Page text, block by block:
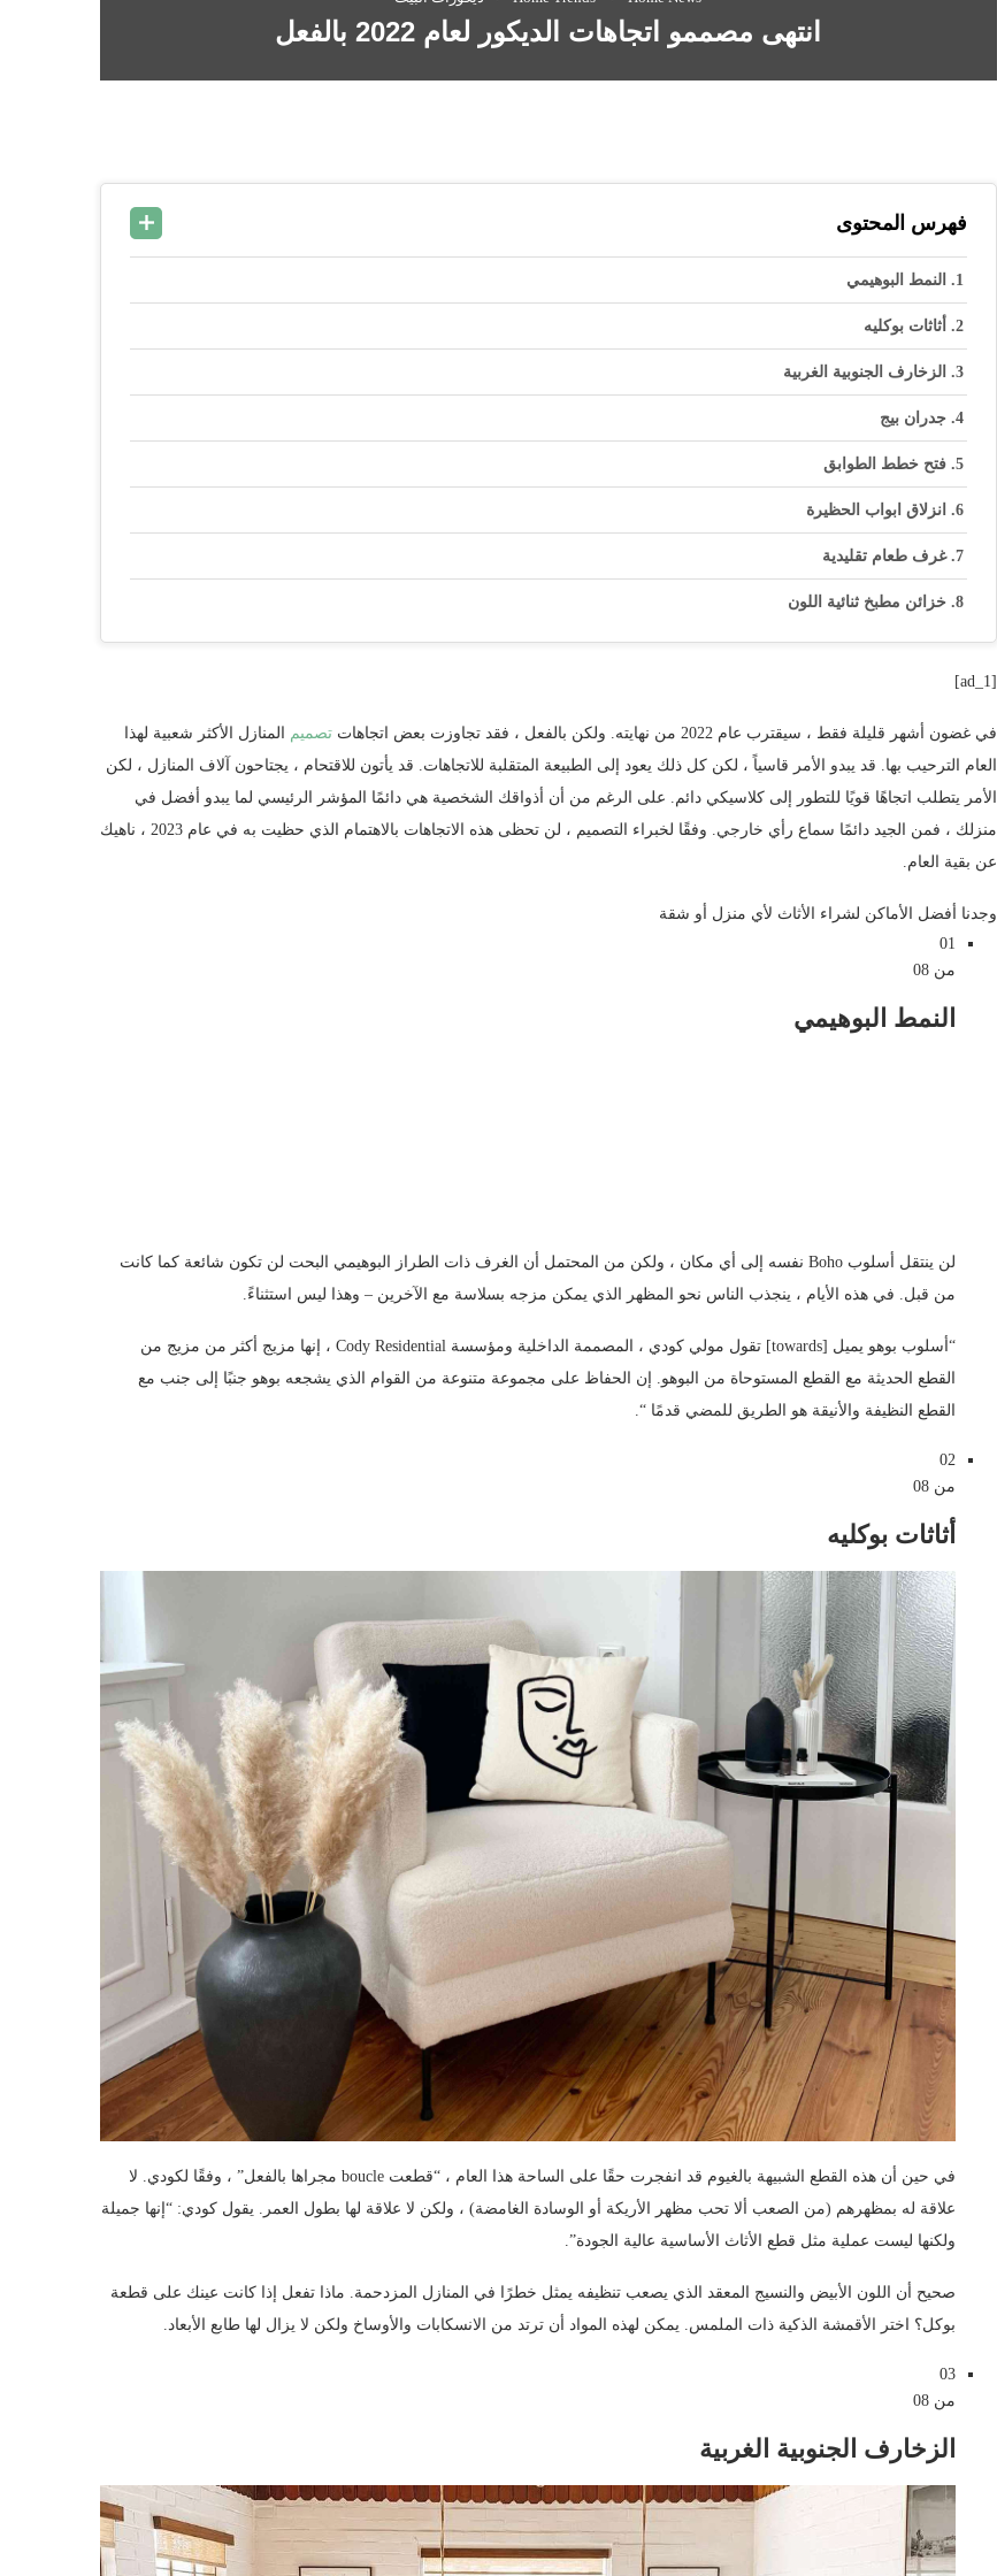
انتهى مصممو اتجاهات الديكور لعام 2022 بالفعل
فهرس المحتوى
النمط البوهيمي
أثاثات بوكليه
الزخارف الجنوبية الغربية
جدران بيج
فتح خطط الطوابق
انزلاق ابواب الحظيرة
غرف طعام تقليدية
خزائن مطبخ ثنائية اللون
[ad_1]
في غضون أشهر قليلة فقط ، سيقترب عام 2022 من نهايته. ولكن بالفعل ، فقد تجاوزت بعض اتجاهات تصميم
المنازل الأكثر شعبية لهذا
العام الترحيب بها. قد يبدو الأمر قاسياً ، لكن كل ذلك يعود إلى الطبيعة المتقلبة للاتجاهات. قد يأتون للاقتحام ، يجتاحون آلاف المنازل ، لكن
الأمر يتطلب اتجاهًا قويًا للتطور إلى كلاسيكي دائم. على الرغم من أن أذواقك الشخصية هي دائمًا المؤشر الرئيسي لما يبدو أفضل في
منزلك ، فمن الجيد دائمًا سماع رأي خارجي. وفقًا لخبراء التصميم ، لن تحظى هذه الاتجاهات بالاهتمام الذي حظيت به في عام 2023 ، ناهيك
عن بقية العام.
وجدنا أفضل الأماكن لشراء الأثاث لأي منزل أو شقة
01
من 08
النمط البوهيمي
لن ينتقل أسلوب Boho نفسه إلى أي مكان ، ولكن من المحتمل أن الغرف ذات الطراز البوهيمي البحت لن تكون شائعة كما كانت
من قبل. في هذه الأيام ، ينجذب الناس نحو المظهر الذي يمكن مزجه بسلاسة مع الآخرين – وهذا ليس استثناءً.
“أسلوب بوهو يميل [towards] تقول مولي كودي ، المصممة الداخلية ومؤسسة Cody Residential ، إنها مزيج أكثر من مزيج من
القطع الحديثة مع القطع المستوحاة من البوهو. إن الحفاظ على مجموعة متنوعة من القوام الذي يشجعه بوهو جنبًا إلى جنب مع
القطع النظيفة والأنيقة هو الطريق للمضي قدمًا “.
02
من 08
أثاثات بوكليه
في حين أن هذه القطع الشبيهة بالغيوم قد انفجرت حقًا على الساحة هذا العام ، “قطعت boucle مجراها بالفعل” ، وفقًا لكودي. لا
علاقة له بمظهرهم (من الصعب ألا تحب مظهر الأريكة أو الوسادة الغامضة) ، ولكن لا علاقة لها بطول العمر. يقول كودي: “إنها جميلة
ولكنها ليست عملية مثل قطع الأثاث الأساسية عالية الجودة”.
صحيح أن اللون الأبيض والنسيج المعقد الذي يصعب تنظيفه يمثل خطرًا في المنازل المزدحمة. ماذا تفعل إذا كانت عينك على قطعة
بوكل؟ اختر الأقمشة الذكية ذات الملمس. يمكن لهذه المواد أن ترتد من الانسكابات والأوساخ ولكن لا يزال لها طابع الأبعاد.
03
من 08
الزخارف الجنوبية الغربية